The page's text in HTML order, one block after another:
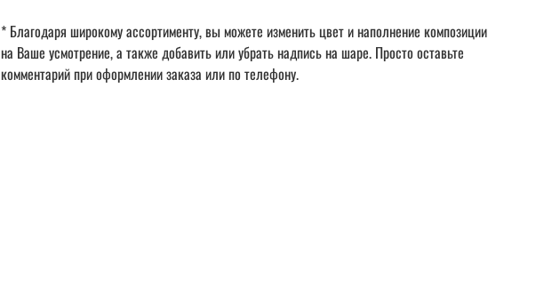
* Благодаря широкому ассортименту, вы можете изменить цвет и наполнение композиции
на Ваше усмотрение, а также добавить или убрать надпись на шаре. Просто оставьте
комментарий при оформлении заказа или по телефону.